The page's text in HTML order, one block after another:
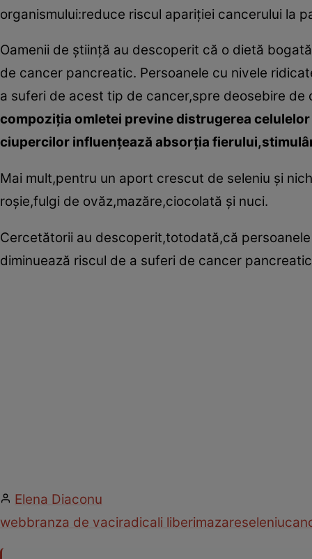
organismului:reduce riscul apariţiei cancerului la
Oamenii de ştiinţă au descoperit că o dietă
de cancer pancreatic. Persoanele cu nivele
a suferi de acest tip de cancer,spre deosebire de
compoziţia omletei previne distrugerea
ciupercilor influenţează absorţia
Mai mult,pentru un aport crescut de seleniu şi
roşie,fulgi de ovăz,mazăre,ciocolată şi nuci.
Cercetătorii au descoperit,totodată,că
diminuează riscul de a suferi de cancer
Elena Diaconu
webbranza de vaciradicali liberimazareseleniu